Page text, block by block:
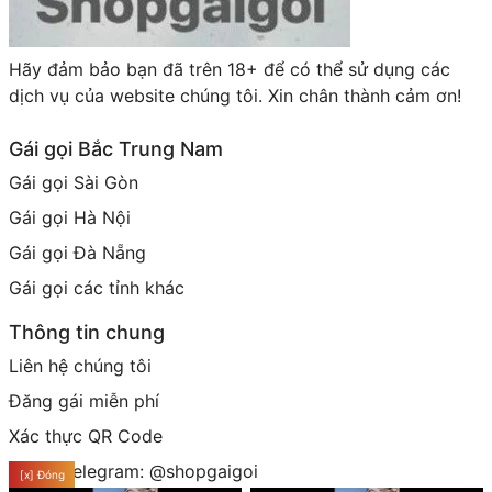
Hãy đảm bảo bạn đã trên 18+ để có thể sử dụng các
dịch vụ của website chúng tôi. Xin chân thành cảm ơn!
Gái gọi Bắc Trung Nam
Gái gọi Sài Gòn
Gái gọi Hà Nội
Gái gọi Đà Nẵng
Gái gọi các tỉnh khác
Thông tin chung
Liên hệ chúng tôi
Đăng gái miễn phí
Xác thực QR Code
Group telegram: @shopgaigoi
[x] Đóng